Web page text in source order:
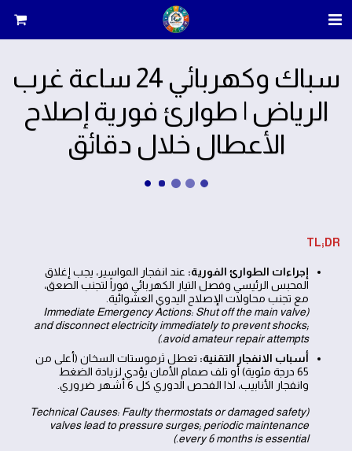
سباك وكهربائي 24 ساعة غرب
الرياض | طوارئ فورية إصلاح
الأعطال خلال دقائق
TL;DR
إجراءات الطوارئ الفورية: عند انفجار المواسير، يجب إغلاق
المحبس الرئيسي وفصل التيار الكهربائي فوراً لتجنب الصعق،
مع تجنب محاولات الإصلاح اليدوي العشوائية.
(Immediate Emergency Actions: Shut off the main valve
and disconnect electricity immediately to prevent shocks;
avoid amateur repair attempts.)
أسباب الانفجار التقنية: تعطل ثرموستات السخان (أعلى من
65 درجة مئوية) أو تلف صمام الأمان يؤدي لزيادة الضغط
وانفجار الأنابيب، لذا الفحص الدوري كل 6 أشهر ضروري.
(Technical Causes: Faulty thermostats or damaged safety
valves lead to pressure surges; periodic maintenance
every 6 months is essential.)